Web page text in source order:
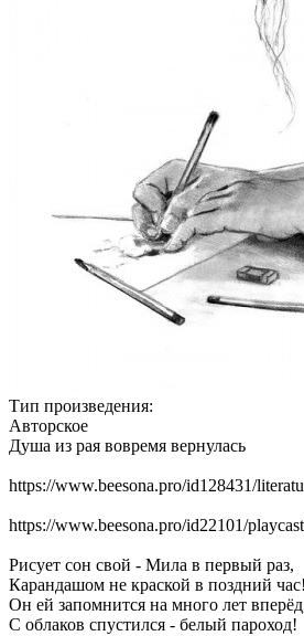
Тип произведения:
Авторское
Душа из рая вовремя вернулась
https://www.beesona.pro/id128431/
https://www.beesona.pro/id22101/
Рисует сон свой - Мила в первый раз,
Карандашом не краской в поздний час!
Он ей запомнится на много лет
С облаков спустился - белый пароход!